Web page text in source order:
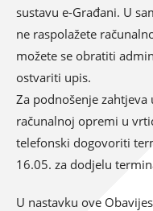
sustavu e-Građani. U
ne raspolažete
možete se obratiti
ostvariti upis.
Za podnošenje
računalnoj opremi u
telefonski dogovoriti
16.05. za dodjelu
U nastavku ove